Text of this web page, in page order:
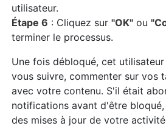
utilisateur.
Étape 6 : Cliquez sur "OK" ou
terminer le processus.
Une fois débloqué, cet
vous suivre, commenter sur vos
avec votre contenu. S'il était
notifications avant d'être
des mises à jour de votre